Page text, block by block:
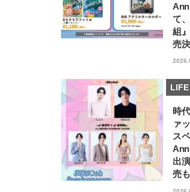
て
組
売
時
ァ
ス
出
売